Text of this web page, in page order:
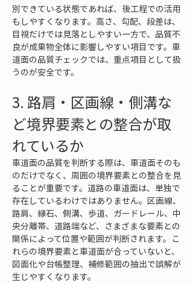
別できている状態であれば、後工程での活用
もしやすくなります。高さ、勾配、段差は、
目視だけでは見落としやすい一方で、品質不
良が成果物全体に影響しやすい項目です。車
道面の品質チェックでは、重点項目として扱
うのが安全です。
3. 路肩・区画線・側溝な
ど境界要素との整合が取
れているか
車道面の品質を判断する際は、車道面そのも
のだけでなく、周囲の境界要素との整合を見
ることが重要です。道路の車道面は、単独で
存在しているわけではありません。区画線、
路肩、縁石、側溝、歩道、ガードレール、中
央分離帯、道路端など、さまざまな要素との
関係によって位置や範囲が判断されます。こ
れらの境界要素と車道面が合っていないと、
図面化や台帳整理、補修範囲の抽出で誤解が
生じやすくなります。